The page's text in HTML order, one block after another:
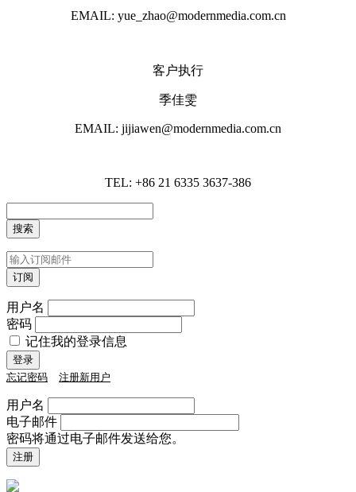
EMAIL: yue_zhao@modernmedia.com.cn
客户执行
季佳雯
EMAIL: jijiawen@modernmedia.com.cn
TEL: +86 21 6335 3637-386
用户名
密码
记住我的登录信息
忘记密码 注册新用户
用户名
电子邮件
密码将通过电子邮件发送给您。